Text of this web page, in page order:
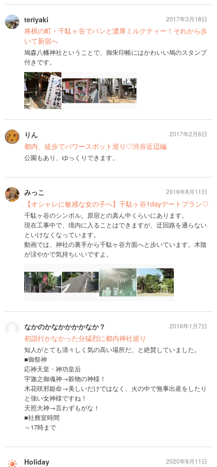
teriyaki
将棋の町・千駄ヶ谷でパンと濃厚ミルクティー！それから歩
いて新宿へ
鳩森八幡神社ということで、御朱印帳にはかわいい鳩のスタンプ
付きです。
2017年3月18日
りん
都内、徒歩でパワースポット巡り♡渋谷近辺編
公園もあり、ゆっくりできます。
2017年2月6日
みっこ
【オシャレに敏感な女の子へ】千駄ヶ谷1dayデートプラン♡
千駄ヶ谷のシンボル。原宿との真ん中くらいにあります。
現在工事中で、境内に入ることはできますが、迂回路を通らない
といけなくなっています。
動画では、神社の裏手から千駄ヶ谷方面へと歩いています。木陰
が涼やかで気持ちいいですよ。
2016年8月11日
なかのかなかかかかなか？
初詣行かなかった分猛烈に都内神社巡り
知人がとても清々しく気の高い場所だ、と絶賛していました。
■御祭神
応神天皇・神功皇后
宇迦之御魂神→穀物の神様！
木花咲邪姫命→美しいだけではなく、火の中で無事出産をしたり
と強い女神様ですね！
天照大神→言わずもがな！
■社務室時間
～17時まで
2016年1月7日
Holiday 2020年8月11日